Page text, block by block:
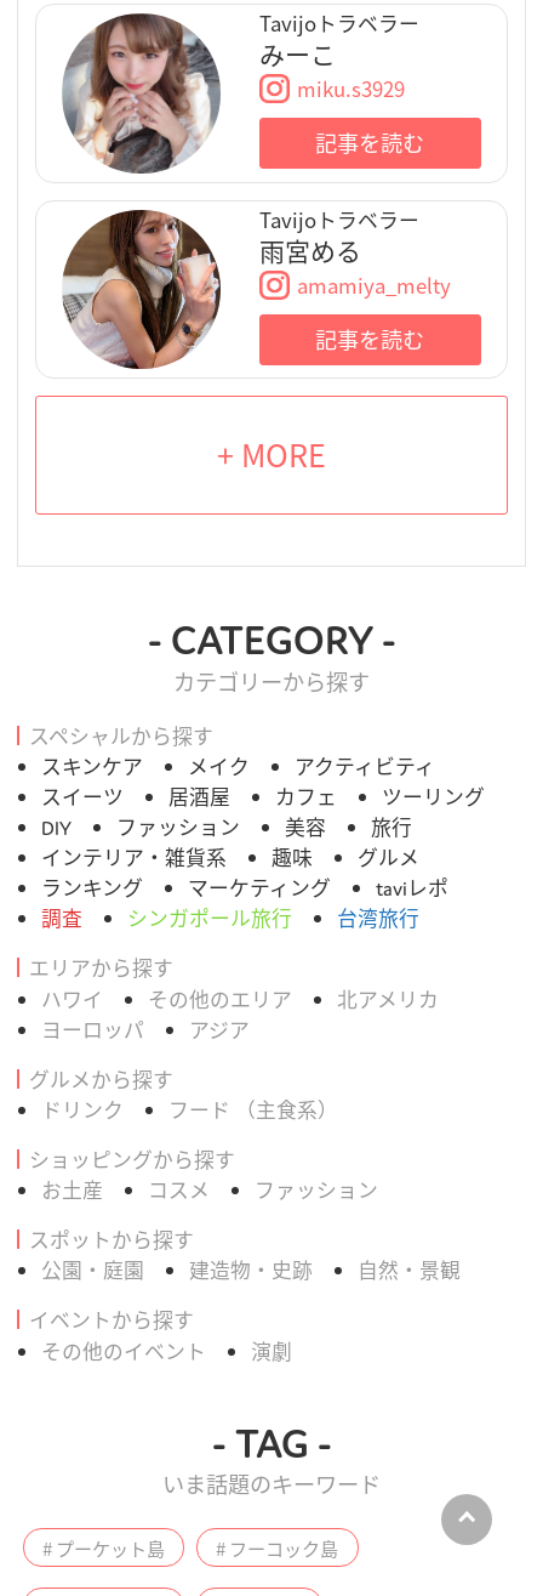
Tavijoトラベラー
みーこ
miku.s3929
記事を読む
Tavijoトラベラー
雨宮める
amamiya_melty
記事を読む
+ MORE
- CATEGORY -
カテゴリーから探す
スペシャルから探す
スキンケア メイク
アクティビティ
スイーツ
居酒屋 カフェ
ツーリング
DIY
ファッション 美容
旅行
インテリア・雑貨系
趣味
グルメ
ランキング
マーケティング
taviレポ
調査
シンガポール旅行 台湾旅行
エリアから探す
ハワイ その他のエリア
北アメリカ
ヨーロッパ
アジア
グルメから探す
ドリンク フード （主食系）
ショッピングから探す
お土産 コスメ ファッション
スポットから探す
公園・庭園 建造物・史跡 自然・景観
イベントから探す
その他のイベント 演劇
- TAG -
いま話題のキーワード
# プーケット島 # フーコック島